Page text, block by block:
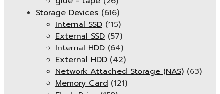
Storage Devices (616)
Internal SSD (115)
External SSD (57)
Internal HDD (64)
External HDD (42)
Network Attached Storage (NAS) (63)
Memory Card (121)